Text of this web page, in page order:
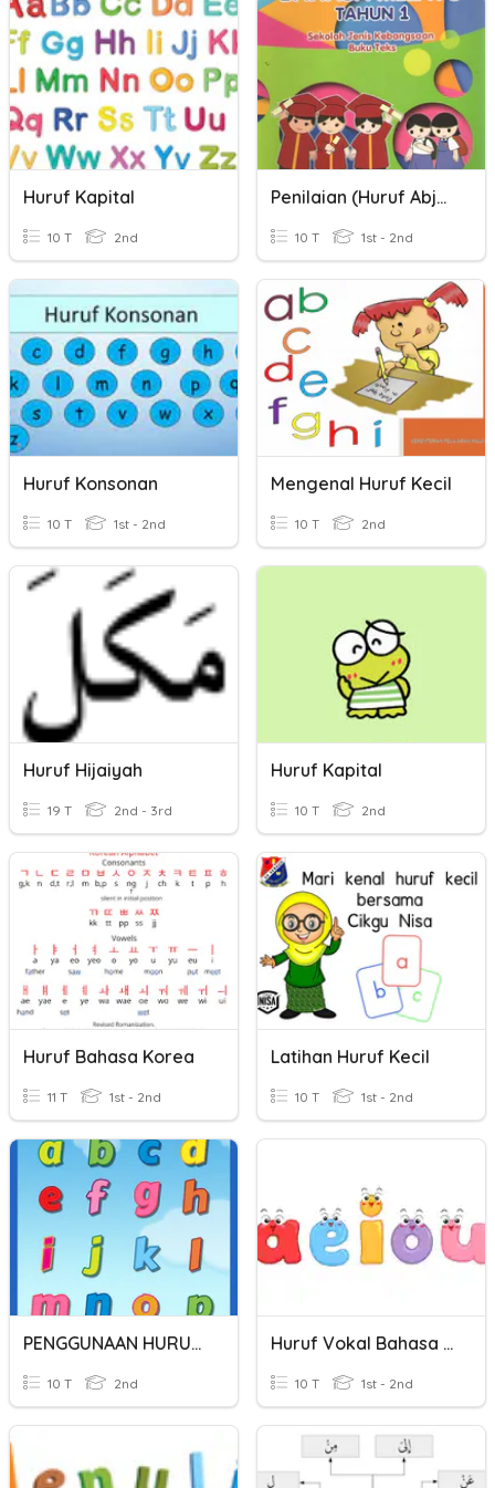
Huruf Kapital
10 T 2nd
Penilaian (Huruf Abjad)
10 T 1st - 2nd
Huruf Konsonan
10 T 1st - 2nd
Mengenal Huruf Kecil
10 T 2nd
Huruf Hijaiyah
19 T 2nd - 3rd
Huruf Kapital
10 T 2nd
Huruf Bahasa Korea
11 T 1st - 2nd
Latihan Huruf Kecil
10 T 1st - 2nd
PENGGUNAAN HURUF KAPITAL
10 T 2nd
Huruf Vokal Bahasa Melayu
10 T 1st - 2nd